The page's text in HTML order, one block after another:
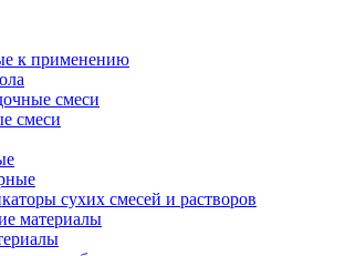
к применению
смеси
смеси
сухих смесей и растворов
материалы